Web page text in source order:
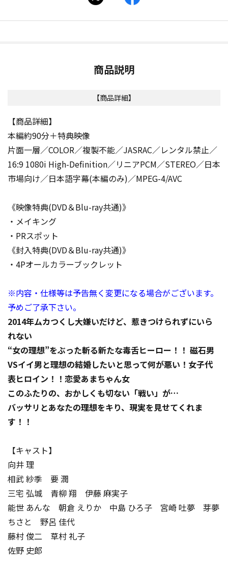
商品説明
【商品詳細】
【商品詳細】
本編約90分＋特典映像
片面一層／COLOR／複製不能／JASRAC／レンタル禁止／
16:9 1080i High-Definition／リニアPCM／STEREO／日本
市場向け／日本語字幕(本編のみ)／MPEG-4/AVC
《映像特典(DVD＆Blu-ray共通)》
・メイキング
・PRスポット
《封入特典(DVD＆Blu-ray共通)》
・4Pオールカラーブックレット
※内容・仕様等は予告無く変更になる場合がございます。
予めご了承下さい。
2014年ムカつくし大嫌いだけど、惹きつけられずにいら
れない
“女の理想”をぶった斬る新たな毒舌ヒーロー！！ 磁石男
VSイイ男と理想の結婚したいと思って何が悪い！女子代
表ヒロイン！！恋愛あまちゃん女
このふたりの、おかしくも切ない「戦い」が…
バッサリとあなたの理想をキり、現実を見せてくれま
す！！
【キャスト】
向井 理
相武 紗季 要 潤
三宅 弘城 青柳 翔 伊藤 麻実子
能世 あんな 朝倉 えりか 中島 ひろ子 宮崎 吐夢 芽夢
ちさと 野呂 佳代
藤村 俊二 草村 礼子
佐野 史郎